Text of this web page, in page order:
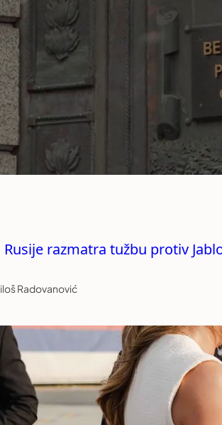
razmatra tužbu protiv
Radovanović